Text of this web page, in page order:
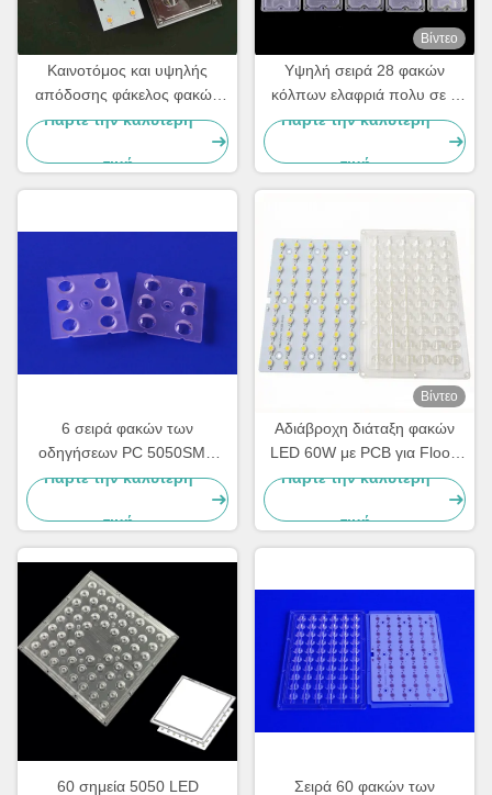
Καινοτόμος και υψηλής
απόδοσης φάκελος φακών
LED για αναβάθμιση
Πάρτε την καλύτερη
τιμή
Βίντεο
Υψηλή σειρά 28 φακών
κόλπων ελαφριά πολυ σε 1
60 οδηγημένο Pmma φακό
Πάρτε την καλύτερη
τιμή
6 σειρά φακών των
οδηγήσεων PC 5050SMD
των οδηγήσεων 90 βαθμός
υψηλή σειρά φακών κόλπων
ελαφριά πολυ
Πάρτε την καλύτερη
τιμή
Βίντεο
Αδιάβροχη διάταξη φακών
LED 60W με PCB για Flood
Light, High Bay &
Πάρτε την καλύτερη
τιμή
60 σημεία 5050 LED
Σειρά 60 φακών των